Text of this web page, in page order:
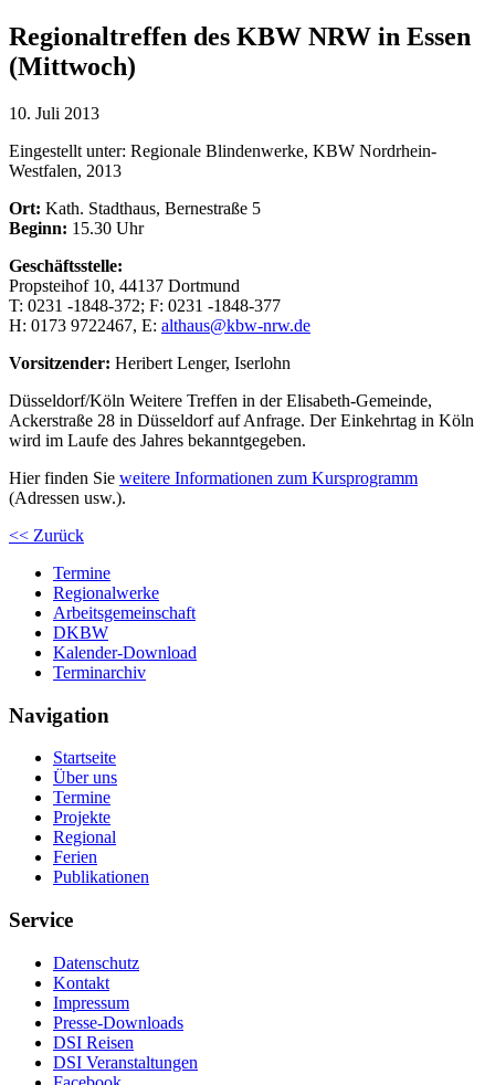
Regionaltreffen des KBW NRW in Essen
(Mittwoch)
10. Juli 2013
Eingestellt unter: Regionale Blindenwerke, KBW Nordrhein-
Westfalen, 2013
Ort: Kath. Stadthaus, Bernestraße 5
Beginn: 15.30 Uhr
Geschäftsstelle:
Propsteihof 10, 44137 Dortmund
T: 0231 -1848-372; F: 0231 -1848-377
H: 0173 9722467, E: althaus@kbw-nrw.de
Vorsitzender: Heribert Lenger, Iserlohn
Düsseldorf/Köln Weitere Treffen in der Elisabeth-Gemeinde,
Ackerstraße 28 in Düsseldorf auf Anfrage. Der Einkehrtag in Köln
wird im Laufe des Jahres bekanntgegeben.
Hier finden Sie weitere Informationen zum Kursprogramm
(Adressen usw.).
<< Zurück
Termine
Regionalwerke
Arbeitsgemeinschaft
DKBW
Kalender-Download
Terminarchiv
Navigation
Startseite
Über uns
Termine
Projekte
Regional
Ferien
Publikationen
Service
Datenschutz
Kontakt
Impressum
Presse-Downloads
DSI Reisen
DSI Veranstaltungen